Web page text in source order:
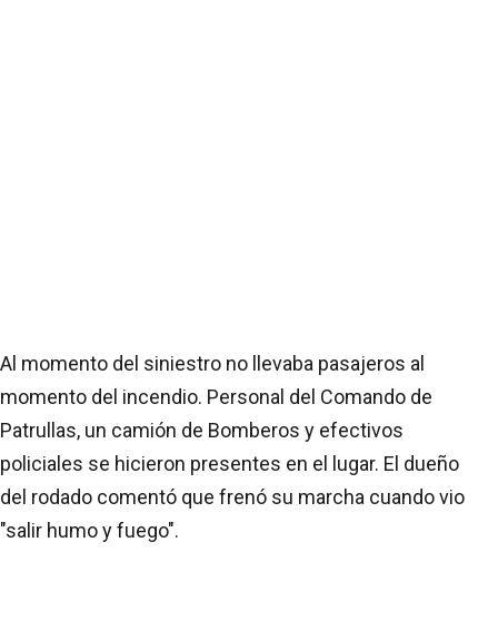
Al momento del siniestro no llevaba pasajeros al
momento del incendio. Personal del Comando de
Patrullas, un camión de Bomberos y efectivos
policiales se hicieron presentes en el lugar. El dueño
del rodado comentó que frenó su marcha cuando vio
"salir humo y fuego".